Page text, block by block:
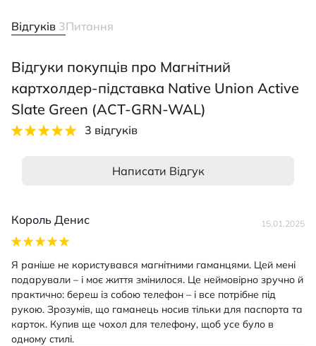
Apple iPhone 12 Pro Max
Apple iPhone 12
Apple iPhone 12 Mini
Відгуків 3Питання
Відгуки покупців про Магнітний
картхолдер-підставка Native Union Active
Slate Green (ACT-GRN-WAL)
3 відгуків
Написати Відгук
Король Денис 15.01.2025
Я раніше не користувався магнітними гаманцями. Цей мені
подарували – і моє життя змінилося. Це неймовірно зручно й
практично: береш із собою телефон – і все потрібне під
рукою. Зрозумів, що гаманець носив тільки для паспорта та
карток. Купив ще чохол для телефону, щоб усе було в
одному стилі.